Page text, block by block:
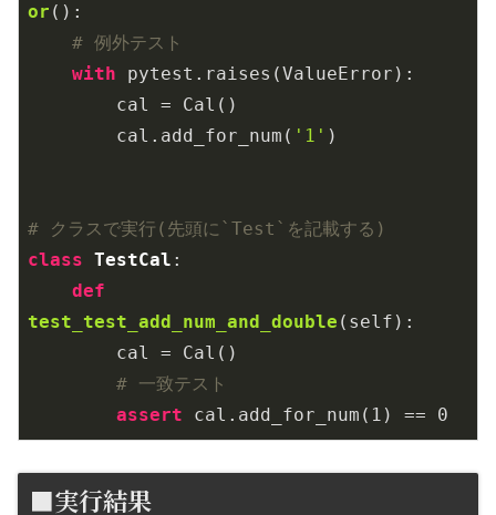
or () :
# 例外テスト
with pytest.raises(ValueError):
        cal.add_for_num(
'1' )
# クラスで実行(先頭に`Test`を記載する)
class TestCal :
def
test_test_add_num_and_double (self) :
# 一致テスト
assert cal.add_for_num( 1 ) == 0
■実行結果